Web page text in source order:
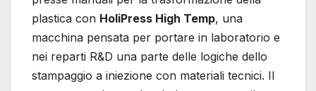
plastica con HoliPress High Temp, una
macchina pensata per portare in laboratorio e
nei reparti R&D una parte delle logiche dello
stampaggio a iniezione con materiali tecnici. Il